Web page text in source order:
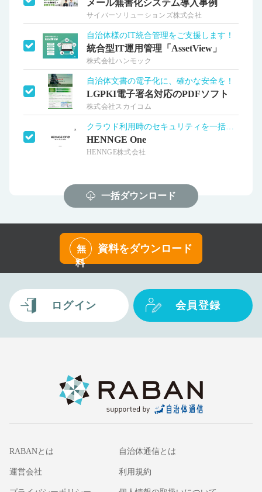
メール無害化システム導入事例
サイバーソリューションズ株式会社
自治体様のIT統合管理をご支援します！
統合型IT運用管理「AssetView」
株式会社ハンモック
自治体文書の電子化に、確かな安全を！
LGPKI電子署名対応のPDFソフト
株式会社スカイコム
クラウド利用時のセキュリティを一括提供
HENNGE One
HENNGE株式会社
一括ダウンロード
無
料
資料をダウンロード
ログイン 会員登録
RABANとは 自治体通信とは
運営会社 利用規約